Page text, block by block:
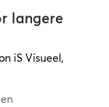
langere
iS Visueel,